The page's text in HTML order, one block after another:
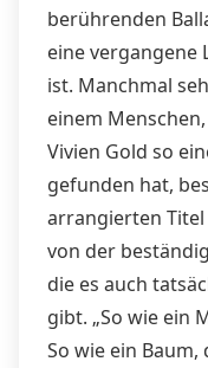
berührenden
eine vergangene
ist. Manchmal
einem
Vivien Gold so
gefunden hat,
arrangierten Titel
von der
die es auch
gibt. „So wie ein
So wie ein